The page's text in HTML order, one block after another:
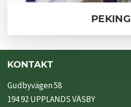
PEKING
KONTAKT
Gudbyvägen 58
194 92 UPPLANDS VÄSBY